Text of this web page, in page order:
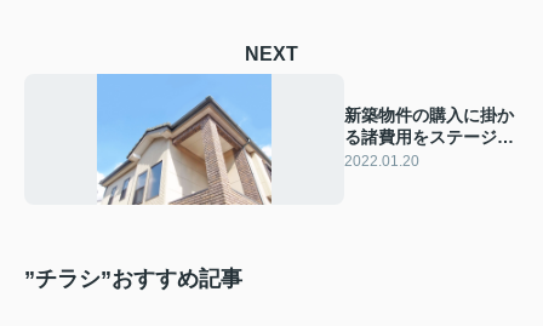
NEXT
新築物件の購入に掛か
る諸費用をステージ別
にご紹介！
2022.01.20
”チラシ”おすすめ記事